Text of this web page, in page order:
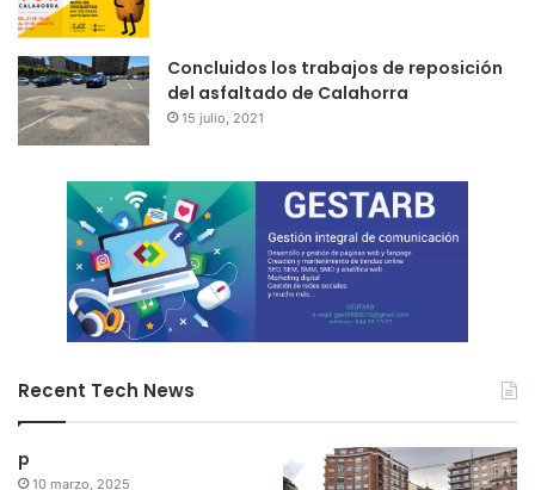
Concluidos los trabajos de reposición
del asfaltado de Calahorra
15 julio, 2021
Recent Tech News
p
10 marzo, 2025